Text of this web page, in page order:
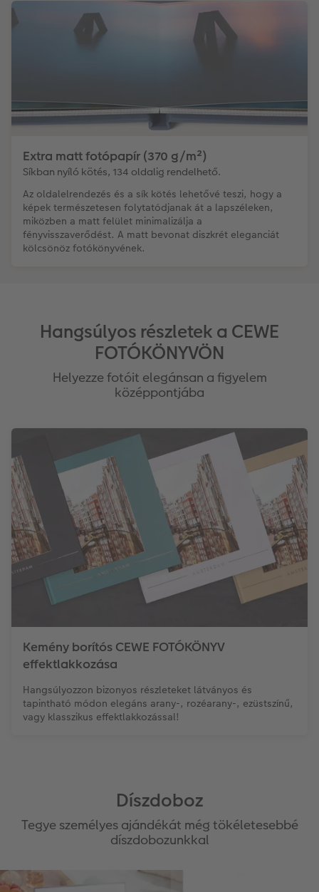
Extra matt fotópapír (370 g/m²)
Síkban nyíló kötés, 134 oldalig rendelhető.
Az oldalelrendezés és a sík kötés lehetővé teszi, hogy a
képek természetesen folytatódjanak át a lapszéleken,
miközben a matt felület minimalizálja a
fényvisszaverődést. A matt bevonat diszkrét eleganciát
kölcsönöz fotókönyvének.
Hangsúlyos részletek a CEWE
FOTÓKÖNYVÖN
Helyezze fotóit elegánsan a figyelem
középpontjába
Kemény borítós CEWE FOTÓKÖNYV
effektlakkozása
Hangsúlyozzon bizonyos részleteket látványos és
tapintható módon elegáns arany-, rozéarany-, ezüstszínű,
vagy klasszikus effektlakkozással!
Díszdoboz
Tegye személyes ajándékát még tökéletesebbé
díszdobozunkkal